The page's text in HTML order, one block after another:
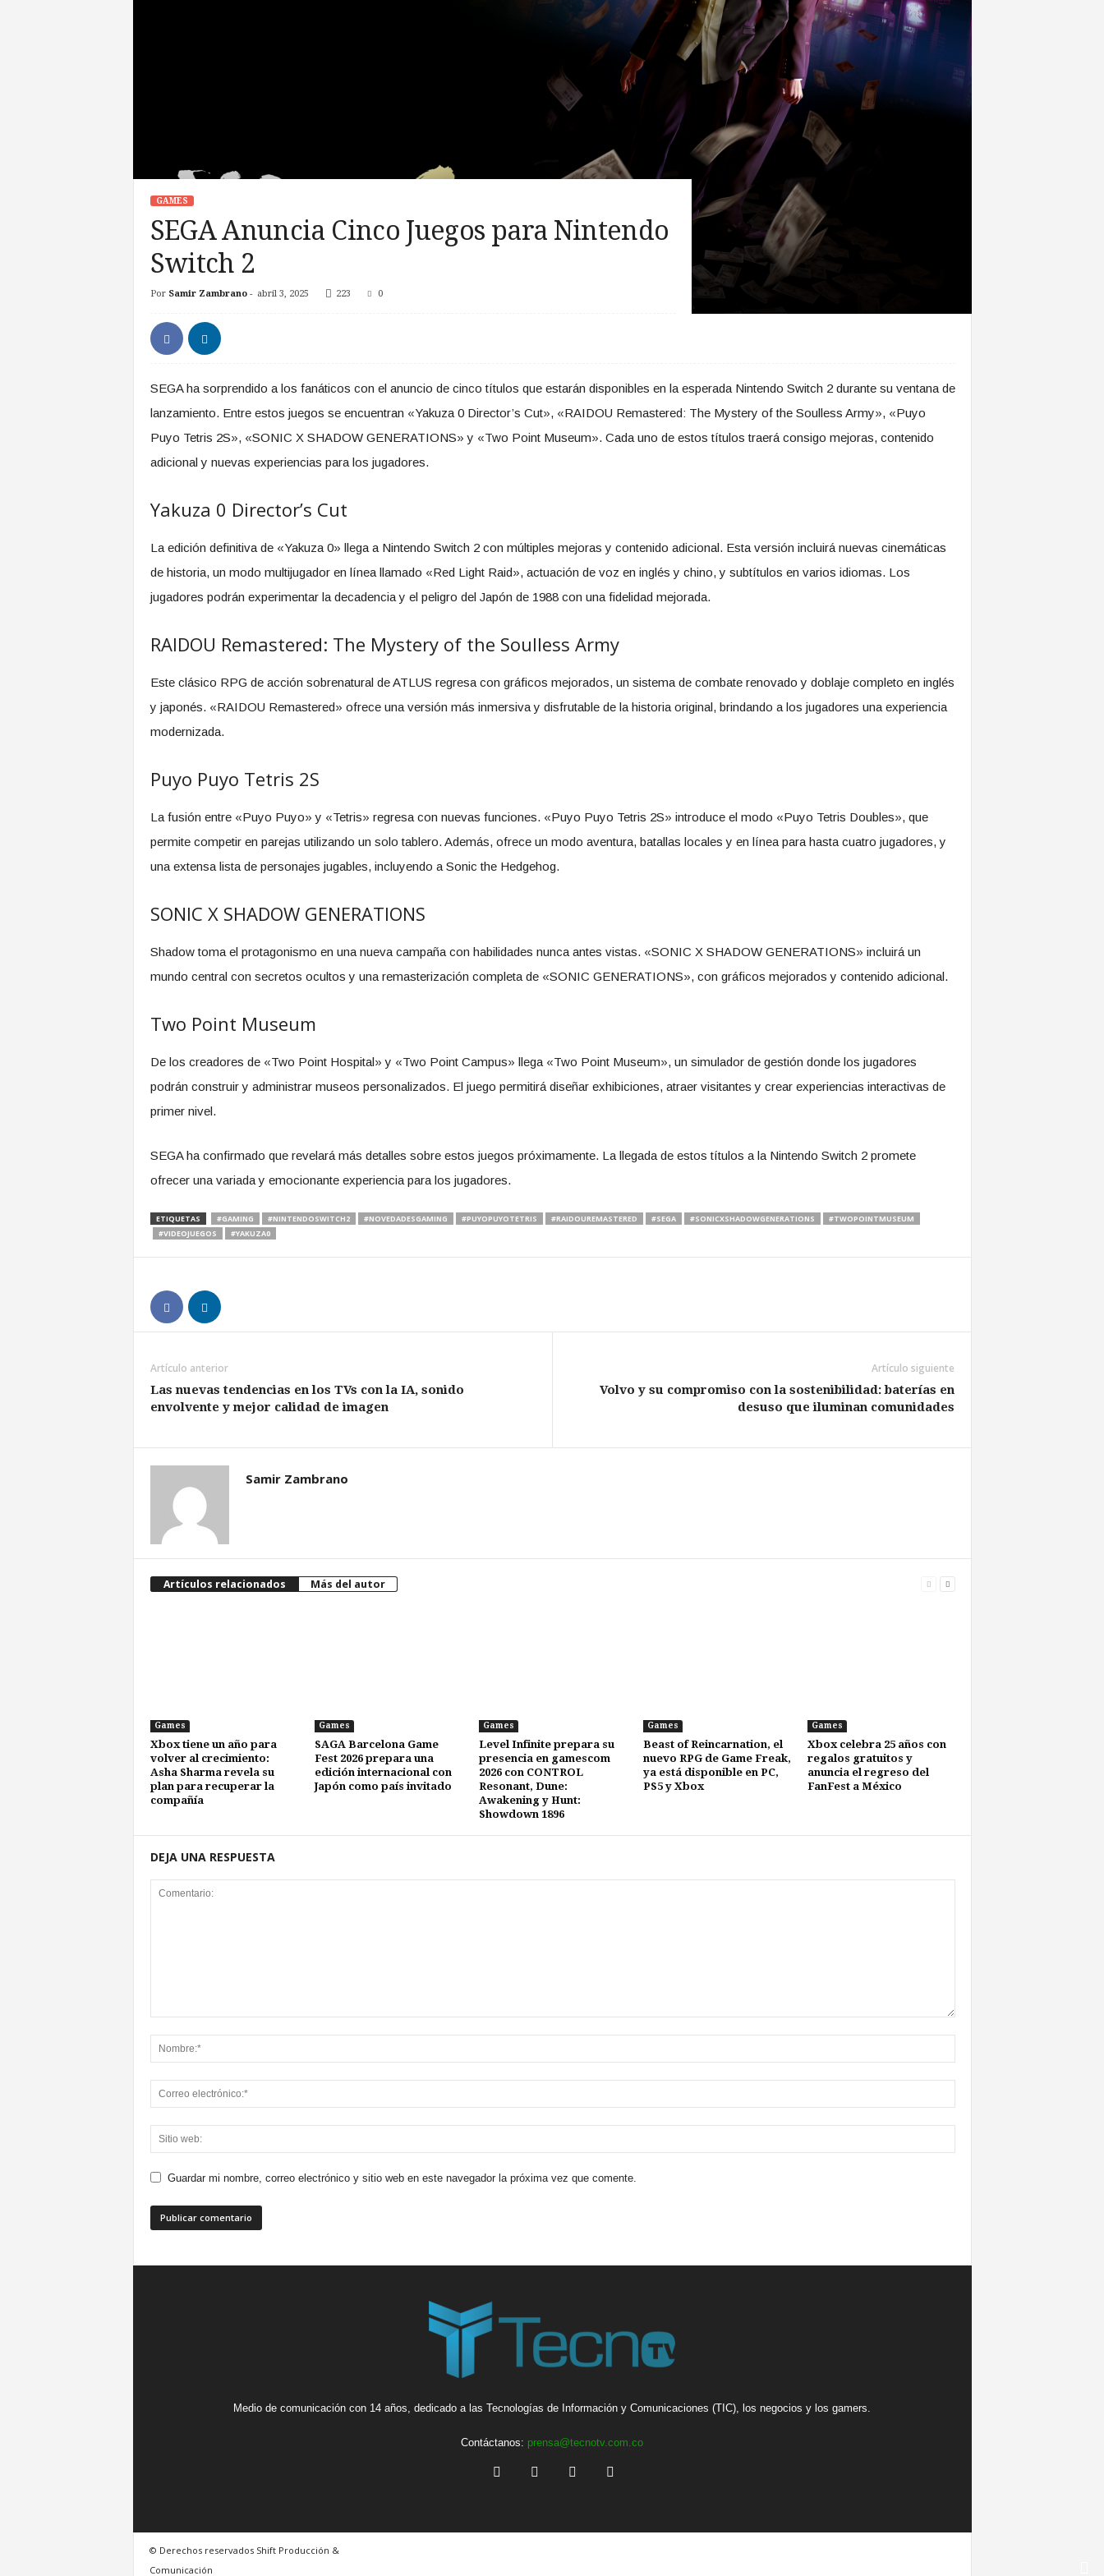
GAMES
SEGA Anuncia Cinco Juegos para Nintendo
Switch 2
Por Samir Zambrano- abril 3, 2025 223 0
SEGA ha sorprendido a los fanáticos con el anuncio de cinco títulos que estarán disponibles en la esperada Nintendo Switch 2 durante su ventana de
lanzamiento. Entre estos juegos se encuentran «Yakuza 0 Director’s Cut», «RAIDOU Remastered: The Mystery of the Soulless Army», «Puyo
Puyo Tetris 2S», «SONIC X SHADOW GENERATIONS» y «Two Point Museum». Cada uno de estos títulos traerá consigo mejoras, contenido
adicional y nuevas experiencias para los jugadores.
Yakuza 0 Director’s Cut
La edición definitiva de «Yakuza 0» llega a Nintendo Switch 2 con múltiples mejoras y contenido adicional. Esta versión incluirá nuevas cinemáticas
de historia, un modo multijugador en línea llamado «Red Light Raid», actuación de voz en inglés y chino, y subtítulos en varios idiomas. Los
jugadores podrán experimentar la decadencia y el peligro del Japón de 1988 con una fidelidad mejorada.
RAIDOU Remastered: The Mystery of the Soulless Army
Este clásico RPG de acción sobrenatural de ATLUS regresa con gráficos mejorados, un sistema de combate renovado y doblaje completo en inglés
y japonés. «RAIDOU Remastered» ofrece una versión más inmersiva y disfrutable de la historia original, brindando a los jugadores una experiencia
modernizada.
Puyo Puyo Tetris 2S
La fusión entre «Puyo Puyo» y «Tetris» regresa con nuevas funciones. «Puyo Puyo Tetris 2S» introduce el modo «Puyo Tetris Doubles», que
permite competir en parejas utilizando un solo tablero. Además, ofrece un modo aventura, batallas locales y en línea para hasta cuatro jugadores, y
una extensa lista de personajes jugables, incluyendo a Sonic the Hedgehog.
SONIC X SHADOW GENERATIONS
Shadow toma el protagonismo en una nueva campaña con habilidades nunca antes vistas. «SONIC X SHADOW GENERATIONS» incluirá un
mundo central con secretos ocultos y una remasterización completa de «SONIC GENERATIONS», con gráficos mejorados y contenido adicional.
Two Point Museum
De los creadores de «Two Point Hospital» y «Two Point Campus» llega «Two Point Museum», un simulador de gestión donde los jugadores
podrán construir y administrar museos personalizados. El juego permitirá diseñar exhibiciones, atraer visitantes y crear experiencias interactivas de
primer nivel.
SEGA ha confirmado que revelará más detalles sobre estos juegos próximamente. La llegada de estos títulos a la Nintendo Switch 2 promete
ofrecer una variada y emocionante experiencia para los jugadores.
ETIQUETAS #GAMING #NINTENDOSWITCH2 #NOVEDADESGAMING #PUYOPUYOTETRIS #RAIDOUREMASTERED #SEGA #SONICXSHADOWGENERATIONS
#TWOPOINTMUSEUM
#VIDEOJUEGOS
#YAKUZA0
Artículo anterior
Las nuevas tendencias en los TVs con la IA, sonido
envolvente y mejor calidad de imagen
Artículo siguiente
Volvo y su compromiso con la sostenibilidad: baterías en
desuso que iluminan comunidades
Samir Zambrano
Artículos relacionados Más del autor
Games
Xbox tiene un año para
volver al crecimiento:
Asha Sharma revela su
plan para recuperar la
compañía
Games
SAGA Barcelona Game
Fest 2026 prepara una
edición internacional con
Japón como país invitado
Games
Level Infinite prepara su
presencia en gamescom
2026 con CONTROL
Resonant, Dune:
Awakening y Hunt:
Showdown 1896
Games
Beast of Reincarnation, el
nuevo RPG de Game Freak,
ya está disponible en PC,
PS5 y Xbox
Games
Xbox celebra 25 años con
regalos gratuitos y
anuncia el regreso del
FanFest a México
DEJA UNA RESPUESTA
Guardar mi nombre, correo electrónico y sitio web en este navegador la próxima vez que comente.
Medio de comunicación con 14 años, dedicado a las Tecnologías de Información y Comunicaciones (TIC), los negocios y los gamers.
Contáctanos: prensa@tecnotv.com.co
© Derechos reservados Shift Producción &
Comunicación